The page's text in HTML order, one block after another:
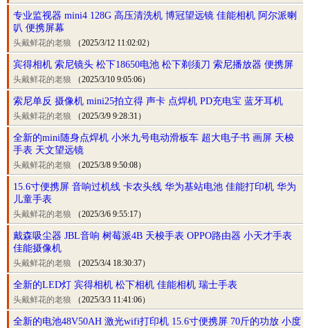
专业监视器 mini4 128G 高压清洗机 博冠望远镜 佳能相机 阿尔派喇
叭 便携屏幕
头戴鲜花的老狼 （2025/3/12 11:02:02）
宾得相机 索尼镜头 松下18650电池 松下剃须刀 索尼播放器 便携屏
头戴鲜花的老狼 （2025/3/10 9:05:06）
索尼单反 摄像机 mini25拍立得 声卡 点焊机 PD充电宝 蓝牙耳机
头戴鲜花的老狼 （2025/3/9 9:28:31）
全新的mini随身点焊机 小米九号电动滑板车 超大电子书 画屏 天梭
手表 天文望远镜
头戴鲜花的老狼 （2025/3/8 9:50:08）
15.6寸便携屏 音响过机线 卡农头线 华为基站电池 佳能打印机 华为
儿童手表
头戴鲜花的老狼 （2025/3/6 9:55:17）
戴森吸尘器 JBL音响 树莓派4B 天梭手表 OPPO路由器 小天才手表
佳能摄像机
头戴鲜花的老狼 （2025/3/4 18:30:37）
全新的LED灯 宾得相机 松下相机 佳能相机 瑞士手表
头戴鲜花的老狼 （2025/3/3 11:41:06）
全新的电池48V50AH 激光wifi打印机 15.6寸便携屏 70斤的功放 小度